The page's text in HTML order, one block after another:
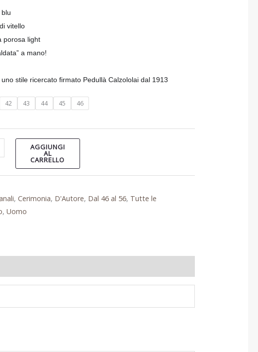
vitello
porosa light
a mano!
stile ricercato firmato Pedullà Calzololai dal 1913
42 43 44 45 46
AGGIUNGI
AL
CARRELLO
, Cerimonia, D'Autore, Dal 46 al 56, Tutte le
, Uomo